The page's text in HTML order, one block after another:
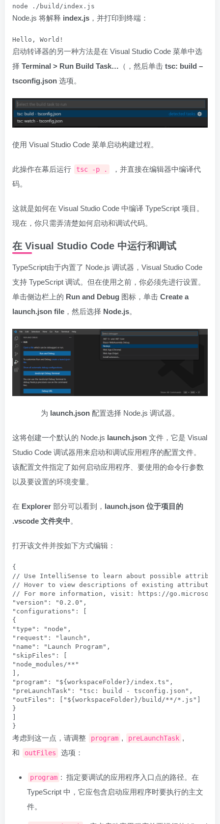
node ./build/index.js
Node.js 将解释 index.js ，并打印到终端：
Hello, World!
启动转译器的另一种方法是在 Visual Studio Code 菜单中选
择 Terminal > Run Build Task… （，然后单击 tsc: build –
tsconfig.json 选项。
使用 Visual Studio Code 菜单启动构建过程。
此操作在幕后运行 tsc -p .
，并直接在编辑器中编译代
码。
这就是如何在 Visual Studio Code 中编译 TypeScript 项目。
现在，你只需弄清楚如何启动和调试代码。
在 Visual Studio Code 中运行和调试
TypeScript由于内置了 Node.js 调试器，Visual Studio Code
支持 TypeScript 调试。但在使用之前，你必须先进行设置。
单击侧边栏上的 Run and Debug 图标，单击 Create a
launch.json file ，然后选择 Node.js。
为 launch.json 配置选择 Node.js 调试器。
这将创建一个默认的 Node.js launch.json 文件，它是 Visual
Studio Code 调试器用来启动和调试应用程序的配置文件。
该配置文件指定了如何启动应用程序、要使用的命令行参数
以及要设置的环境变量。
在 Explorer 部分可以看到， launch.json 位于项目的
.vscode 文件夹中。
打开该文件并按如下方式编辑：
{
// Use IntelliSense to learn about possible
// Hover to view descriptions of existing attributes.
// For more information, visit: https://
"version": "0.2.0",
"configurations": [
{
"type": "node",
"request": "launch",
"name": "Launch Program",
"skipFiles": [
"node_modules/**"
],
"program": "${workspaceFolder}/index.ts",
"preLaunchTask": "tsc: build - tsconfig.json",
"outFiles": ["${workspaceFolder}/build/**/*.js"]
}
}
考虑到这一点，请调整 program , preLaunchTask ,
和
outFiles 选项：
program : 指定要调试的应用程序入口点的路径。在
TypeScript 中，它应包含启动应用程序时要执行的主文
件。